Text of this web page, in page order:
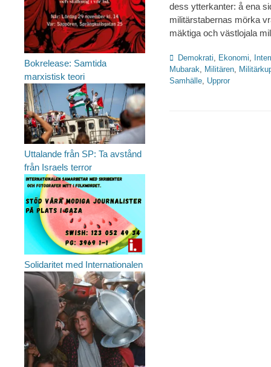
dess ytterkanter: å ena
militärstabernas mörka
mäktiga och västlojala
Kategorier
Demokrati Ekonomi
Mubarak
Militären
Samhälle Uppror
Bokrelease: Samtida
marxistisk teori
Uttalande från SP: Ta avstånd
från Israels terror
Solidaritet med Internationalen